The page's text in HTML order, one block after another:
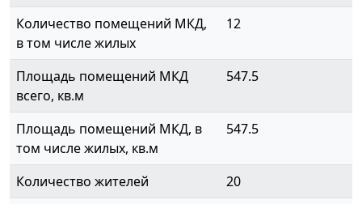
Количество помещений МКД,
в том числе жилых
12
Площадь помещений МКД
всего, кв.м
547.5
Площадь помещений МКД, в
том числе жилых, кв.м
547.5
Количество жителей
20